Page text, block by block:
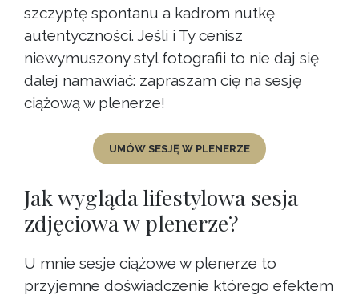
szczyptę spontanu a kadrom nutkę
autentyczności. Jeśli i Ty cenisz
niewymuszony styl fotografii to nie daj się
dalej namawiać: zapraszam cię na sesję
ciążową w plenerze!
UMÓW SESJĘ W PLENERZE
Jak wygląda lifestylowa sesja
zdjęciowa w plenerze?
U mnie sesje ciążowe w plenerze to
przyjemne doświadczenie którego efektem